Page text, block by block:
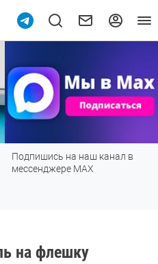
Подпишись на наш канал в
мессенджере МАХ
на флешку